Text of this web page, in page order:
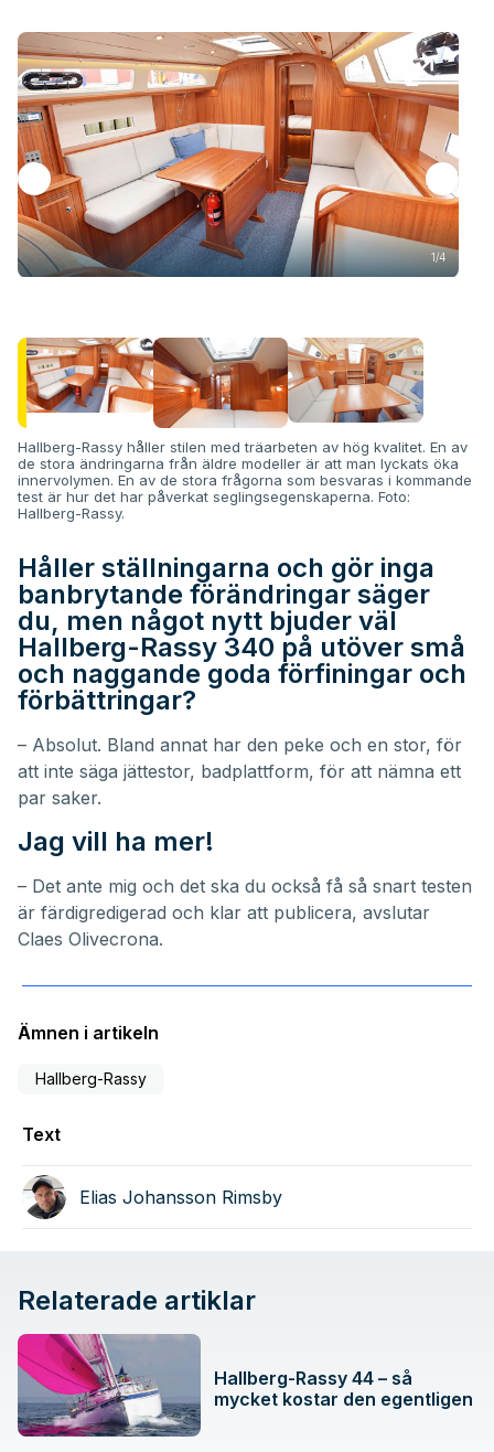
1/4
Hallberg-Rassy håller stilen med träarbeten av hög kvalitet. En av
de stora ändringarna från äldre modeller är att man lyckats öka
innervolymen. En av de stora frågorna som besvaras i kommande
test är hur det har påverkat seglingsegenskaperna. Foto:
Hallberg-Rassy.
Håller ställningarna och gör inga
banbrytande förändringar säger
du, men något nytt bjuder väl
Hallberg-Rassy 340 på utöver små
och naggande goda förfiningar och
förbättringar?
– Absolut. Bland annat har den peke och en stor, för
att inte säga jättestor, badplattform, för att nämna ett
par saker.
Jag vill ha mer!
– Det ante mig och det ska du också få så snart testen
är färdigredigerad och klar att publicera, avslutar
Claes Olivecrona.
Ämnen i artikeln
Hallberg-Rassy
Text
Elias Johansson Rimsby
Relaterade artiklar
Hallberg-Rassy 44 – så
mycket kostar den egentligen